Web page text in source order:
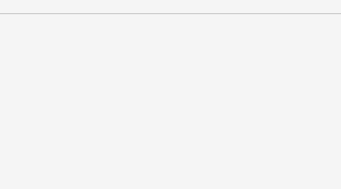
【シャネル】「ココ マドモアゼ